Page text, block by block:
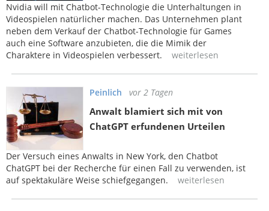
Nvidia will mit Chatbot-Technologie die Unterhaltungen in
Videospielen natürlicher machen. Das Unternehmen plant
neben dem Verkauf der Chatbot-Technologie für Games
auch eine Software anzubieten, die die Mimik der
Charaktere in Videospielen verbessert.
weiterlesen
Peinlich vor 2 Tagen
Anwalt blamiert sich mit von
ChatGPT erfundenen Urteilen
Der Versuch eines Anwalts in New York, den Chatbot
ChatGPT bei der Recherche für einen Fall zu verwenden, ist
auf spektakuläre Weise schiefgegangen.
weiterlesen